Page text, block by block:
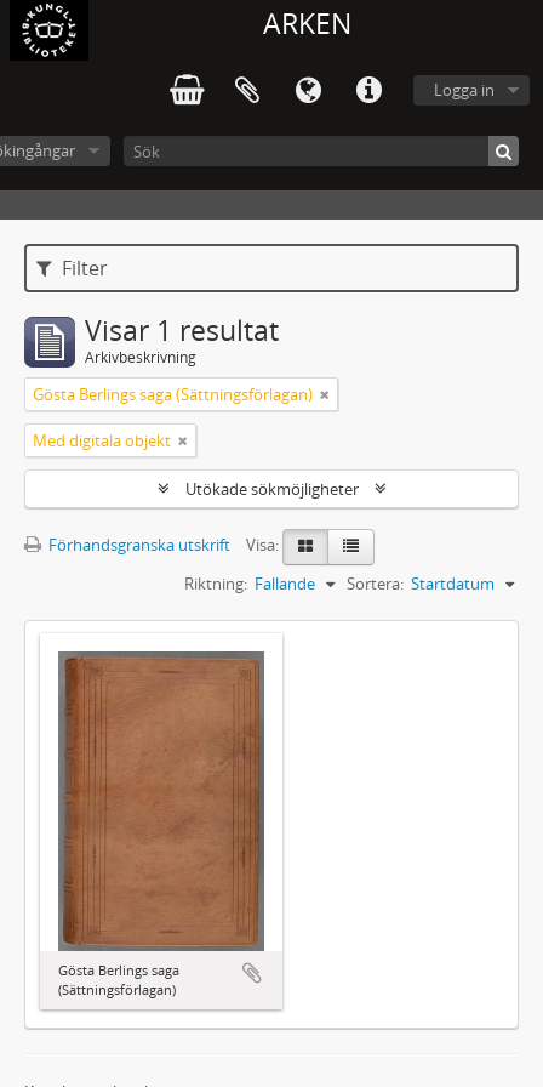
ARKEN
Logga in
Filter
Visar 1 resultat
Arkivbeskrivning
Gösta Berlings saga (Sättningsförlagan)
Med digitala objekt
Utökade sökmöjligheter
Förhandsgranska utskrift
Visa:
Sortera: Startdatum
Riktning: Fallande
Gösta Berlings saga
(Sättningsförlagan)